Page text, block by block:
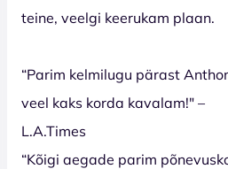
teine, veelgi keerukam plaan.
“Parim kelmilugu pärast
veel kaks korda kavalam!" –
L.A.Times
“Kõigi aegade parim